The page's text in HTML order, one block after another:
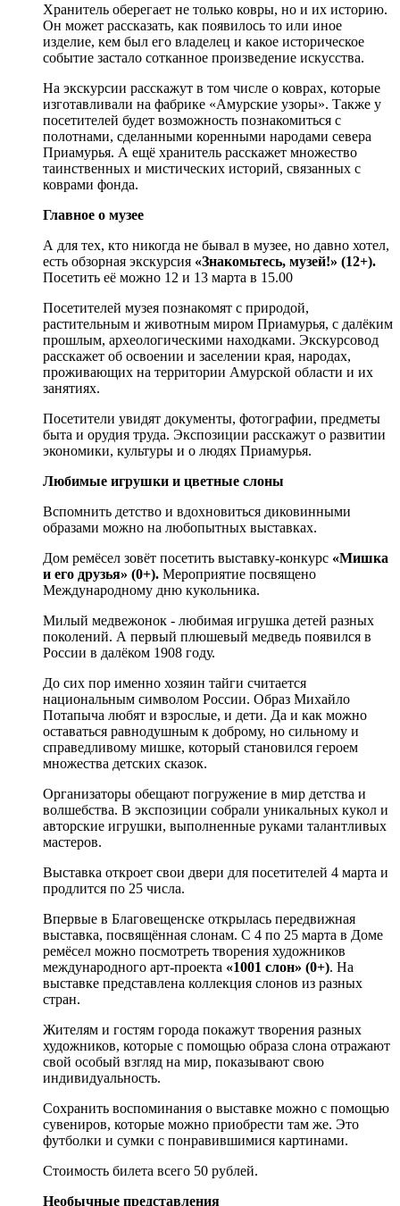
Хранитель оберегает не только ковры, но и их историю.
Он может рассказать, как появилось то или иное
изделие, кем был его владелец и какое историческое
событие застало сотканное произведение искусства.
На экскурсии расскажут в том числе о коврах, которые
изготавливали на фабрике «Амурские узоры». Также у
посетителей будет возможность познакомиться с
полотнами, сделанными коренными народами севера
Приамурья. А ещё хранитель расскажет множество
таинственных и мистических историй, связанных с
коврами фонда.
Главное о музее
А для тех, кто никогда не бывал в музее, но давно хотел,
есть обзорная экскурсия «Знакомьтесь, музей!» (12+).
Посетить её можно 12 и 13 марта в 15.00
Посетителей музея познакомят с природой,
растительным и животным миром Приамурья, с далёким
прошлым, археологическими находками. Экскурсовод
расскажет об освоении и заселении края, народах,
проживающих на территории Амурской области и их
занятиях.
Посетители увидят документы, фотографии, предметы
быта и орудия труда. Экспозиции расскажут о развитии
экономики, культуры и о людях Приамурья.
Любимые игрушки и цветные слоны
Вспомнить детство и вдохновиться диковинными
образами можно на любопытных выставках.
Дом ремёсел зовёт посетить выставку-конкурс «Мишка
и его друзья» (0+). Мероприятие посвящено
Международному дню кукольника.
Милый медвежонок - любимая игрушка детей разных
поколений. А первый плюшевый медведь появился в
России в далёком 1908 году.
До сих пор именно хозяин тайги считается
национальным символом России. Образ Михайло
Потапыча любят и взрослые, и дети. Да и как можно
оставаться равнодушным к доброму, но сильному и
справедливому мишке, который становился героем
множества детских сказок.
Организаторы обещают погружение в мир детства и
волшебства. В экспозиции собрали уникальных кукол и
авторские игрушки, выполненные руками талантливых
мастеров.
Выставка откроет свои двери для посетителей 4 марта и
продлится по 25 числа.
Впервые в Благовещенске открылась передвижная
выставка, посвящённая слонам. С 4 по 25 марта в Доме
ремёсел можно посмотреть творения художников
международного арт-проекта «1001 слон» (0+). На
выставке представлена коллекция слонов из разных
стран.
Жителям и гостям города покажут творения разных
художников, которые с помощью образа слона отражают
свой особый взгляд на мир, показывают свою
индивидуальность.
Сохранить воспоминания о выставке можно с помощью
сувениров, которые можно приобрести там же. Это
футболки и сумки с понравившимися картинами.
Стоимость билета всего 50 рублей.
Необычные представления